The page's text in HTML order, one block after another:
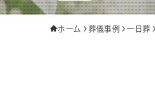
ホーム 葬儀事例 一日葬